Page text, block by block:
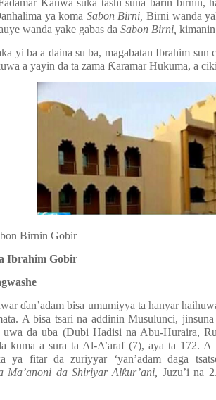
Kanwa suka tashi suna barin birnin,
anhalima ya koma Sabon Birni,Birni wanda
wanda yake gabas da Sabon Birni,
yi ba a daina su ba, magabatan Ibrahim sun
a yayin da ta zama Ƙaramar Hukuma, a
Birnin Gobir
Ibrahim Gobir
ɗan’adam bisa umumiyya ta hanyar
A bisa tsari na addinin Musulunci, jinsuna
uwa da uba (Dubi Hadisi na Abu-Huraira,
kuma a sura ta Al-A’araf (7), aya ta 172. A
ya fitar da zuriyyar ‘yan’adam daga
Ma’anoni da Shiriyar Alƙur’ani, Juzu’i na